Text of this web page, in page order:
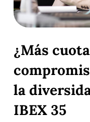
¿Más
la
IBEX 35